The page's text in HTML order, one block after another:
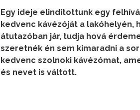
Egy ideje elindítottunk egy
kedvenc kávézóját a lakóhelyén,
átutazóban jár, tudja hová
szeretnék én sem kimaradni a
kedvenc szolnoki kávézómat,
és nevet is váltott.